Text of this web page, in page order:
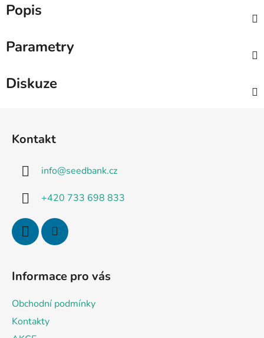
Popis
Parametry
Diskuze
Kontakt
info@seedbank.cz
+420 733 698 833
Informace pro vás
Obchodní podmínky
Kontakty